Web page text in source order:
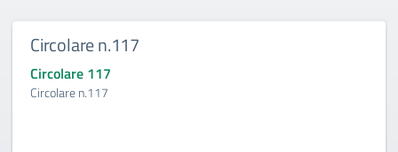
Circolare n.117
Circolare 117
Circolare n.117